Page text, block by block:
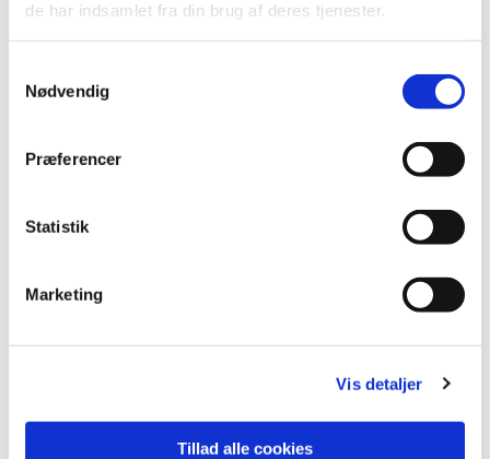
de har indsamlet fra din brug af deres tjenester.
Nødvendig
Præferencer
Statistik
Marketing
Vis detaljer
Tillad alle cookies
Du vil måske også kunne